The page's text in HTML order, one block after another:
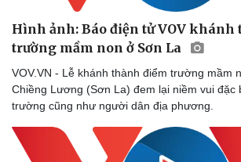
Hình ảnh: Báo điện tử VOV khánh
trường mầm non ở Sơn La
VOV.VN - Lễ khánh thành điểm trường mầm
Chiềng Lương (Sơn La) đem lại niềm vui đặc
trường cũng như người dân địa phương.